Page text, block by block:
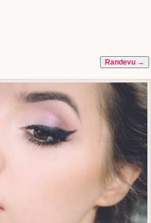
Randevu →